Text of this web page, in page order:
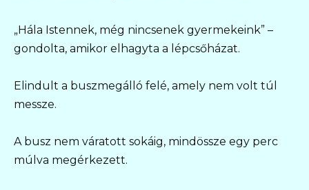
„Hála Istennek, még nincsenek gyermekeink” –
gondolta, amikor elhagyta a lépcsőházat.
Elindult a buszmegálló felé, amely nem volt túl
messze.
A busz nem váratott sokáig, mindössze egy perc
múlva megérkezett.